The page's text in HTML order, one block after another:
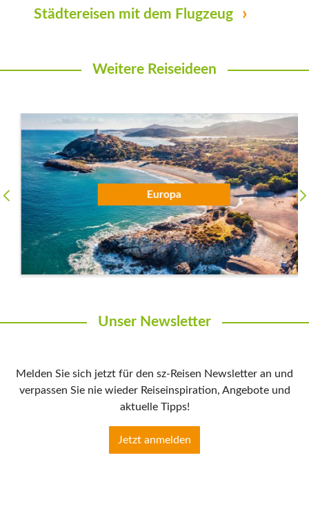
Städtereisen mit dem Flugzeug
Weitere Reiseideen
Europa
Unser Newsletter
Melden Sie sich jetzt für den sz-Reisen Newsletter an und
verpassen Sie nie wieder Reiseinspiration, Angebote und
aktuelle Tipps!
Jetzt anmelden